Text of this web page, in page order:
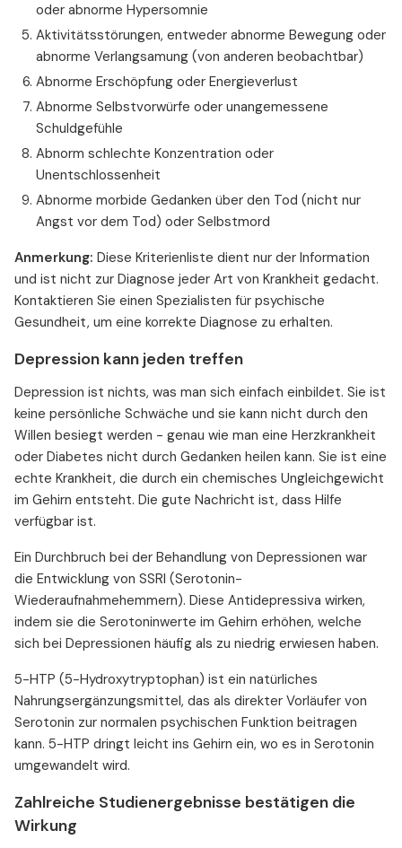
oder abnorme Hypersomnie
Aktivitätsstörungen, entweder abnorme Bewegung oder
abnorme Verlangsamung (von anderen beobachtbar)
Abnorme Erschöpfung oder Energieverlust
Abnorme Selbstvorwürfe oder unangemessene
Schuldgefühle
Abnorm schlechte Konzentration oder
Unentschlossenheit
Abnorme morbide Gedanken über den Tod (nicht nur
Angst vor dem Tod) oder Selbstmord
Anmerkung: Diese Kriterienliste dient nur der Information
und ist nicht zur Diagnose jeder Art von Krankheit gedacht.
Kontaktieren Sie einen Spezialisten für psychische
Gesundheit, um eine korrekte Diagnose zu erhalten.
Depression kann jeden treffen
Depression ist nichts, was man sich einfach einbildet. Sie ist
keine persönliche Schwäche und sie kann nicht durch den
Willen besiegt werden - genau wie man eine Herzkrankheit
oder Diabetes nicht durch Gedanken heilen kann. Sie ist eine
echte Krankheit, die durch ein chemisches Ungleichgewicht
im Gehirn entsteht. Die gute Nachricht ist, dass Hilfe
verfügbar ist.
Ein Durchbruch bei der Behandlung von Depressionen war
die Entwicklung von SSRI (Serotonin-
Wiederaufnahmehemmern). Diese Antidepressiva wirken,
indem sie die Serotoninwerte im Gehirn erhöhen, welche
sich bei Depressionen häufig als zu niedrig erwiesen haben.
5-HTP (5-Hydroxytryptophan) ist ein natürliches
Nahrungsergänzungsmittel, das als direkter Vorläufer von
Serotonin zur normalen psychischen Funktion beitragen
kann. 5-HTP dringt leicht ins Gehirn ein, wo es in Serotonin
umgewandelt wird.
Zahlreiche Studienergebnisse bestätigen die
Wirkung